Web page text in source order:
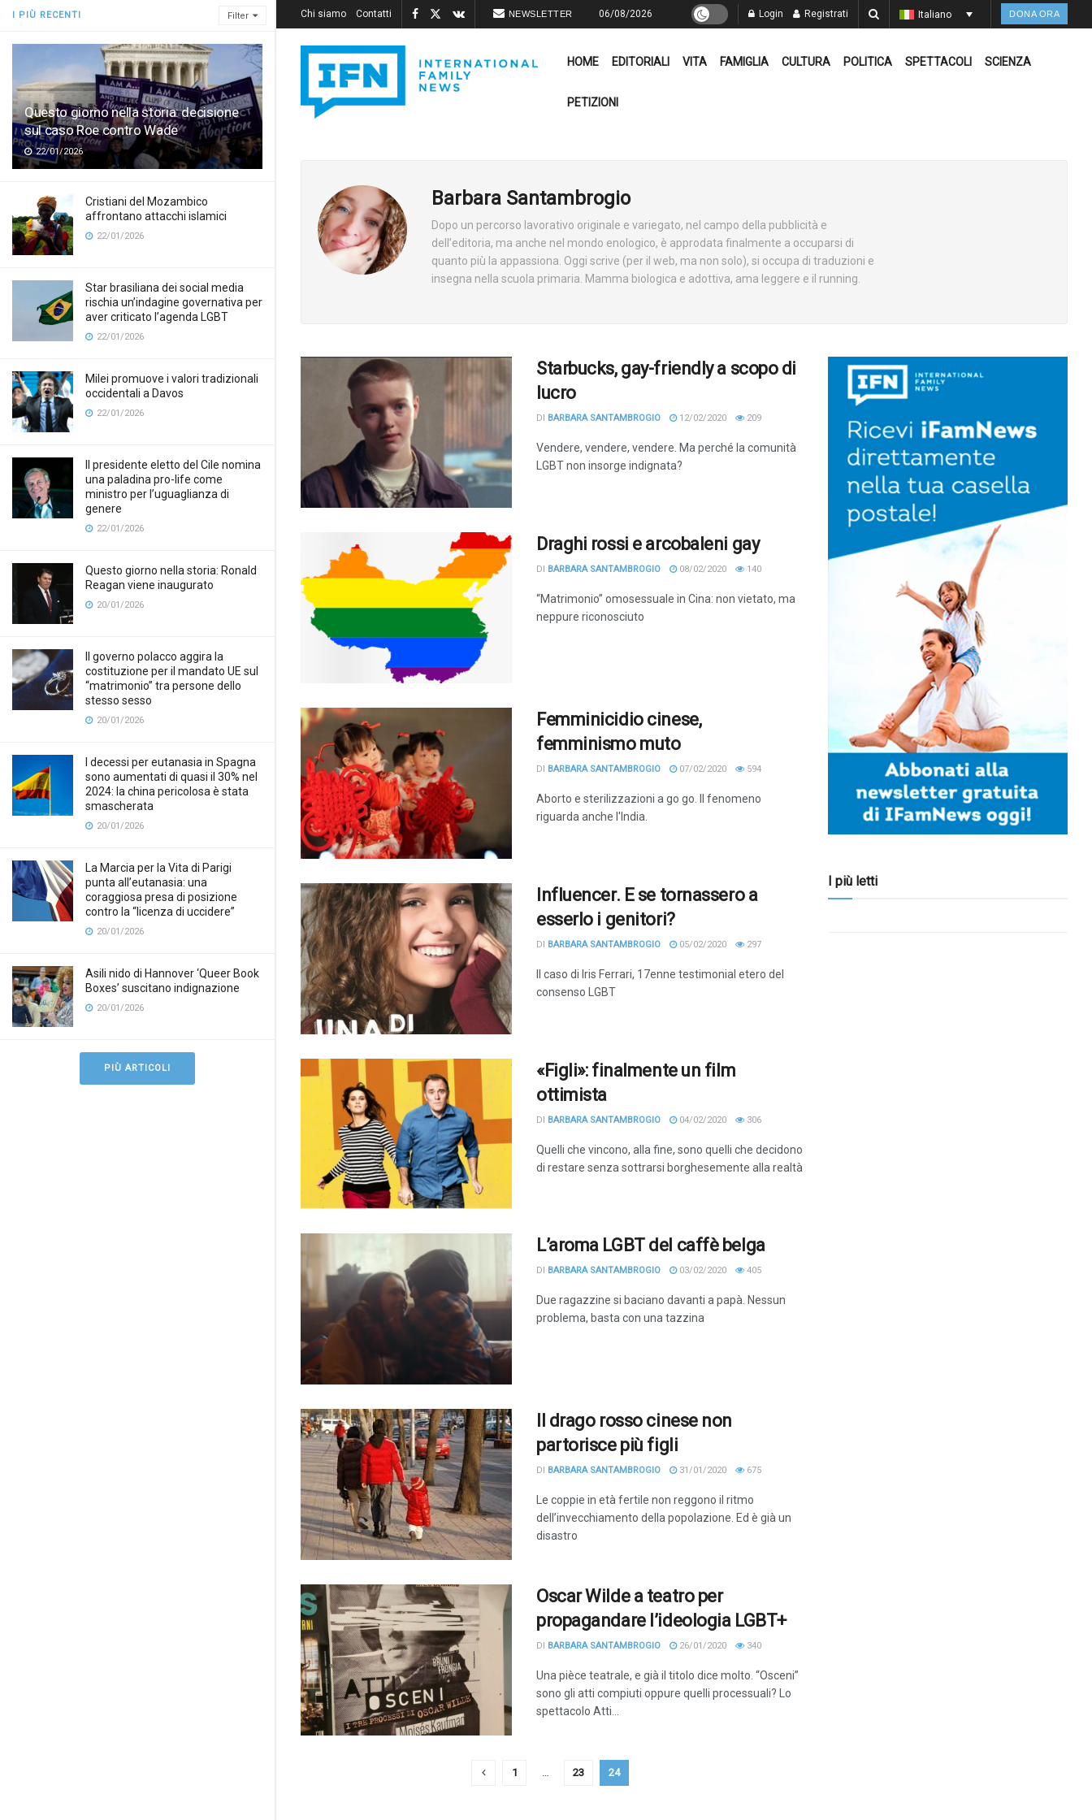
I PIÙ RECENTI Filter
Questo giorno nella storia: decisione
sul caso Roe contro Wade
22/01/2026
Cristiani del Mozambico
affrontano attacchi islamici
22/01/2026
Star brasiliana dei social media
rischia un’indagine governativa per
aver criticato l’agenda LGBT
22/01/2026
Milei promuove i valori tradizionali
occidentali a Davos
22/01/2026
Il presidente eletto del Cile nomina
una paladina pro-life come
ministro per l’uguaglianza di
genere
22/01/2026
Questo giorno nella storia: Ronald
Reagan viene inaugurato
20/01/2026
Il governo polacco aggira la
costituzione per il mandato UE sul
“matrimonio” tra persone dello
stesso sesso
20/01/2026
I decessi per eutanasia in Spagna
sono aumentati di quasi il 30% nel
2024: la china pericolosa è stata
smascherata
20/01/2026
La Marcia per la Vita di Parigi
punta all’eutanasia: una
coraggiosa presa di posizione
contro la “licenza di uccidere”
20/01/2026
Asili nido di Hannover ‘Queer Book
Boxes’ suscitano indignazione
20/01/2026
PIÙ ARTICOLI
Chi siamo Contatti NEWSLETTER 06/08/2026 Login Registrati Italiano DONA ORA
HOME EDITORIALI VITA FAMIGLIA CULTURA POLITICA SPETTACOLI SCIENZA
PETIZIONI
Barbara Santambrogio
Dopo un percorso lavorativo originale e variegato, nel campo della pubblicità e
dell’editoria, ma anche nel mondo enologico, è approdata finalmente a occuparsi di
quanto più la appassiona. Oggi scrive (per il web, ma non solo), si occupa di traduzioni e
insegna nella scuola primaria. Mamma biologica e adottiva, ama leggere e il running.
Starbucks, gay-friendly a scopo di
lucro
DI BARBARA SANTAMBROGIO 12/02/2020 209
Vendere, vendere, vendere. Ma perché la comunità
LGBT non insorge indignata?
Draghi rossi e arcobaleni gay
DI BARBARA SANTAMBROGIO 08/02/2020 140
“Matrimonio” omosessuale in Cina: non vietato, ma
neppure riconosciuto
Femminicidio cinese,
femminismo muto
DI BARBARA SANTAMBROGIO 07/02/2020 594
Aborto e sterilizzazioni a go go. Il fenomeno
riguarda anche l'India.
Influencer. E se tornassero a
esserlo i genitori?
DI BARBARA SANTAMBROGIO 05/02/2020 297
Il caso di Iris Ferrari, 17enne testimonial etero del
consenso LGBT
«Figli»: finalmente un film
ottimista
DI BARBARA SANTAMBROGIO 04/02/2020 306
Quelli che vincono, alla fine, sono quelli che decidono
di restare senza sottrarsi borghesemente alla realtà
L’aroma LGBT del caffè belga
DI BARBARA SANTAMBROGIO 03/02/2020 405
Due ragazzine si baciano davanti a papà. Nessun
problema, basta con una tazzina
Il drago rosso cinese non
partorisce più figli
DI BARBARA SANTAMBROGIO 31/01/2020 675
Le coppie in età fertile non reggono il ritmo
dell’invecchiamento della popolazione. Ed è già un
disastro
Oscar Wilde a teatro per
propagandare l’ideologia LGBT+
DI BARBARA SANTAMBROGIO 26/01/2020 340
Una pièce teatrale, e già il titolo dice molto. “Osceni”
sono gli atti compiuti oppure quelli processuali? Lo
spettacolo Atti...
1 … 23 24
I più letti